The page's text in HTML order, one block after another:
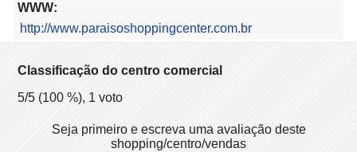
WWW:
http://www.paraisoshoppingcenter.com.br
Classificação do centro comercial
5/5 (100 %), 1 voto
Seja primeiro e escreva uma avaliação deste
shopping/centro/vendas